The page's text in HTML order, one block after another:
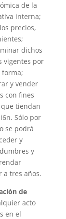
de la
interna;
precios,
dichos
vigentes por
forma;
y vender
con fines
tiendan
Sólo por
se podrá
y
y
a tres años.
de
acto
en el